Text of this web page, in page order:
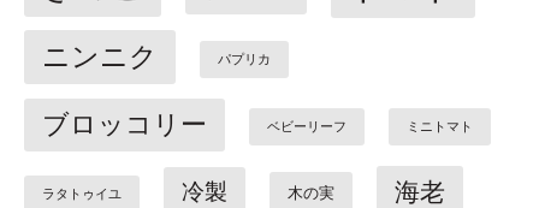
ニンニク パプリカ
ブロッコリー ベビーリーフ ミニトマト
ラタトゥイユ 冷製 木の実 海老